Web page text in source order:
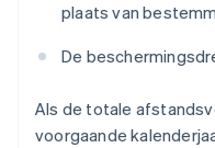
plaats van
De
Als de totale
voorgaande